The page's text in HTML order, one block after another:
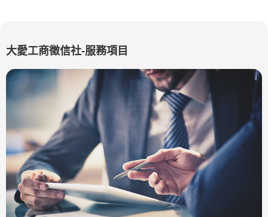
大愛工商徵信社-服務項目